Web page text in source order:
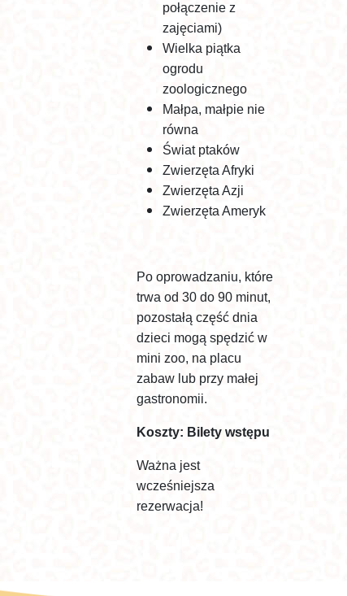
połączenie z
zajęciami)
Wielka piątka
ogrodu
zoologicznego
Małpa, małpie nie
równa
Świat ptaków
Zwierzęta Afryki
Zwierzęta Azji
Zwierzęta Ameryk
Po oprowadzaniu, które
trwa od 30 do 90 minut,
pozostałą część dnia
dzieci mogą spędzić w
mini zoo, na placu
zabaw lub przy małej
gastronomii.
Koszty: Bilety wstępu
Ważna jest
wcześniejsza
rezerwacja!